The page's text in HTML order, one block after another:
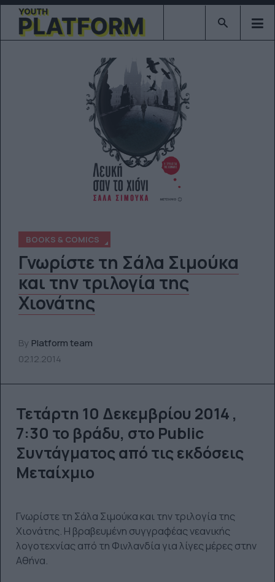
Type 2 or
BOOKS & COMICS
Γνωρίστε τη Σάλα Σιμούκα
και την τριλογία της
Χιονάτης
By Platform team
02.12.2014
Τετάρτη 10 Δεκεμβρίου 2014 ,
7:30 το βράδυ, στο Public
Συντάγματος από τις εκδόσεις
Μεταίχμιο
Γνωρίστε τη Σάλα Σιμούκα και την τριλογία της
Χιονάτης. Η βραβευμένη συγγραφέας νεανικής
λογοτεχνίας από τη Φινλανδία για λίγες μέρες στην
Αθήνα.